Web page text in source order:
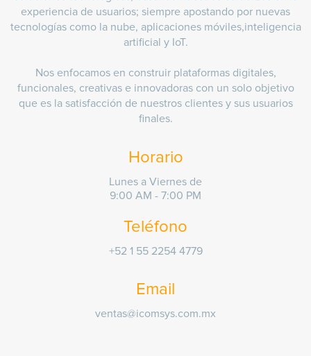
experiencia de usuarios; siempre apostando por nuevas
tecnologías como la nube, aplicaciones móviles,inteligencia
artificial y IoT.
Nos enfocamos en construir plataformas digitales,
funcionales, creativas e innovadoras con un solo objetivo
que es la satisfacción de nuestros clientes y sus usuarios
finales.
Horario
Lunes a Viernes de
9:00 AM - 7:00 PM
Teléfono
+52 1 55 2254 4779
Email
ventas@icomsys.com.mx